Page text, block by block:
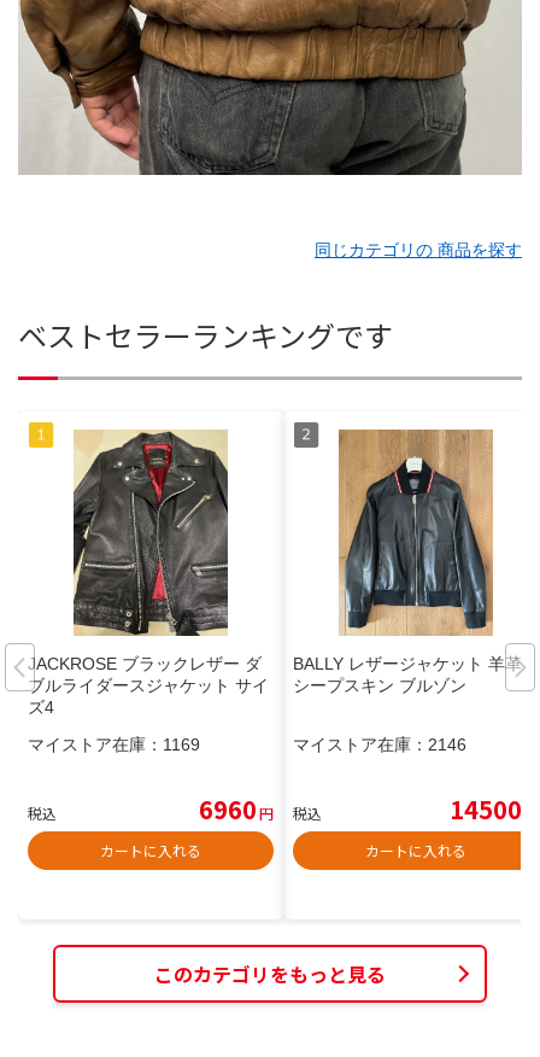
同じカテゴリの 商品を探す
ベストセラーランキングです
JACKROSE ブラックレザー ダ
ブルライダースジャケット サイ
ズ4
マイストア在庫： 1169
税込 6960円
カートに入れる
BALLY レザージャケット 羊革
シープスキン ブルゾン
マイストア在庫： 2146
税込 14500
カートに入れる
このカテゴリをもっと見る